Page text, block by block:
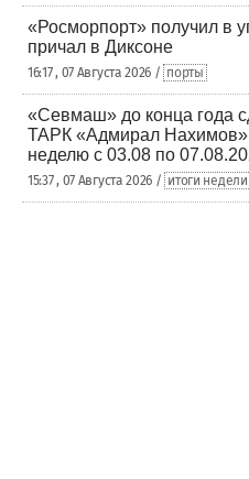
«Росморпорт» получил в
причал в Диксоне
16:17 , 07 Августа 2026 / порты
«Севмаш» до конца года
ТАРК «Адмирал
неделю с 03.08 по
15:37 , 07 Августа 2026 / итоги недели